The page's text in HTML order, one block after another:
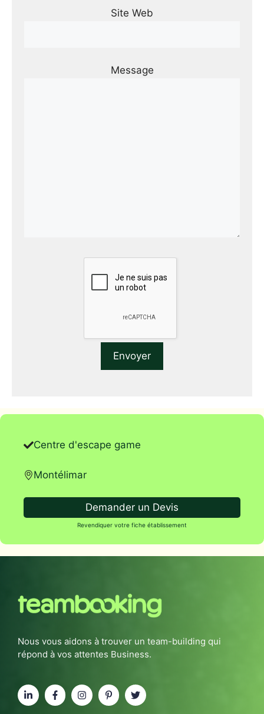
Site Web
Message
Centre d'escape game
Montélimar
Demander un Devis
Revendiquer votre fiche établissement
Nous vous aidons à trouver un team-building qui
répond à vos attentes Business.